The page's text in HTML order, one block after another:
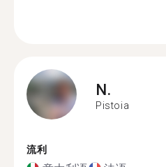
N.
Pistoia
流利